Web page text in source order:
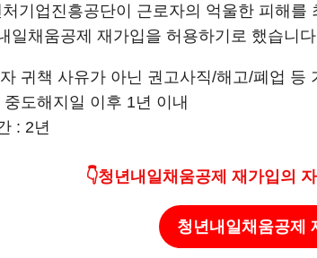
기업진흥공단이 근로자의 억울한 피해
일채움공제 재가입을 허용하기로 했습니
귀책 사유가 아닌 권고사직/해고/폐업 등
도해지일 이후 1년 이내
: 2년
👇청년내일채움공제 재가입의
청년내일채움공제